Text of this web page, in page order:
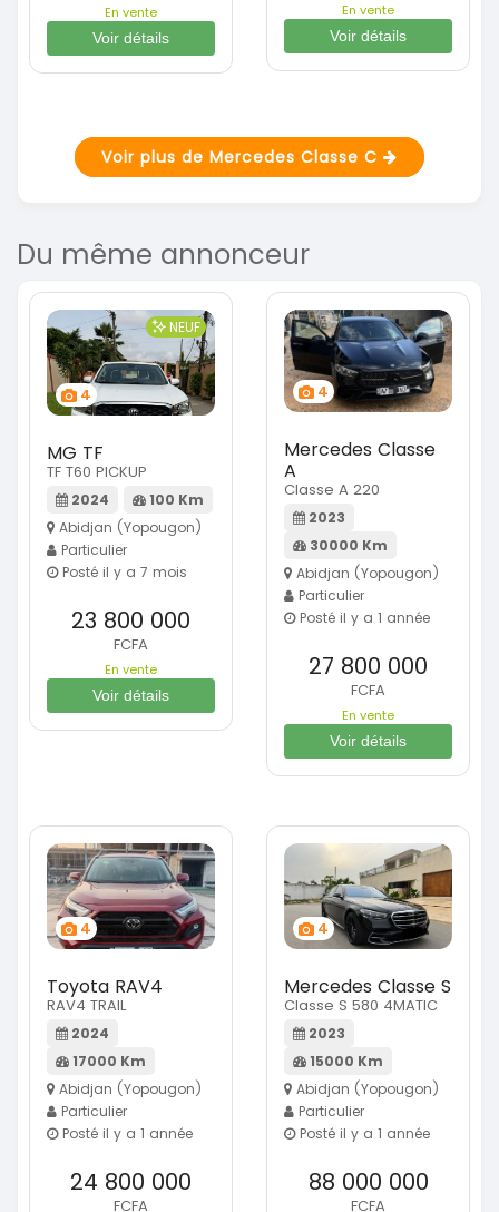
En vente
Voir détails
En vente
Voir détails
Voir plus de Mercedes Classe C
Du même annonceur
4
NEUF
MG TF
TF T60 PICKUP
2024
100 Km
Abidjan (Yopougon)
Particulier
Posté il y a 7 mois
23 800 000
FCFA
En vente
Voir détails
4
Mercedes Classe
A
Classe A 220
2023
30000 Km
Abidjan (Yopougon)
Particulier
Posté il y a 1 année
27 800 000
FCFA
En vente
Voir détails
4
Toyota RAV4
RAV4 TRAIL
2024
17000 Km
Abidjan (Yopougon)
Particulier
Posté il y a 1 année
24 800 000
FCFA
4
Mercedes Classe S
Classe S 580 4MATIC
2023
15000 Km
Abidjan (Yopougon)
Particulier
Posté il y a 1 année
88 000 000
FCFA